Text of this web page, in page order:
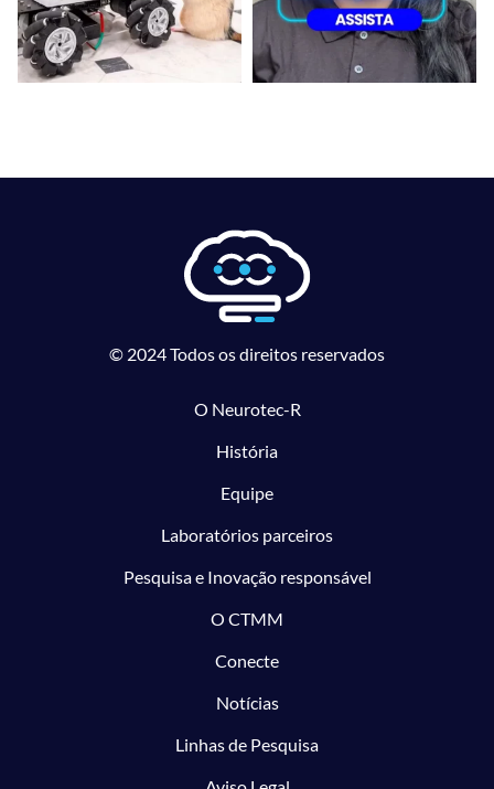
© 2024 Todos os direitos reservados
O Neurotec-R
História
Equipe
Laboratórios parceiros
Pesquisa e Inovação responsável
O CTMM
Conecte
Notícias
Linhas de Pesquisa